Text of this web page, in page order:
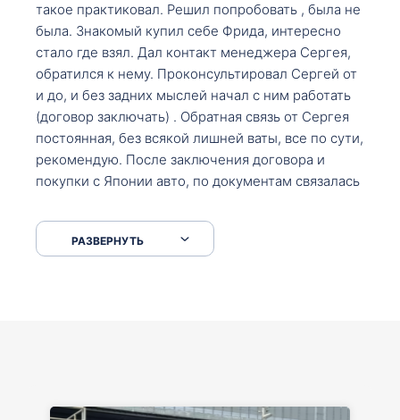
такое практиковал. Решил попробовать , была не
была. Знакомый купил себе Фрида, интересно
стало где взял. Дал контакт менеджера Сергея,
обратился к нему. Проконсультировал Сергей от
и до, и без задних мыслей начал с ним работать
(договор заключать) . Обратная связь от Сергея
постоянная, без всякой лишней ваты, все по сути,
рекомендую. После заключения договора и
покупки с Японии авто, по документам связалась
что заполнить, куда зайти, образцы и т.д. После
приехал за авто. Меня тепло встретили Сергей с
РАЗВЕРНУТЬ